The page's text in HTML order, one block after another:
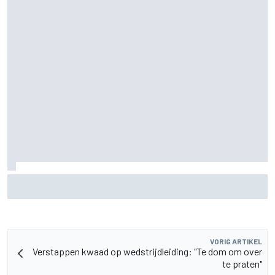
VORIG ARTIKEL
Verstappen kwaad op wedstrijdleiding: "Te dom om over
te praten"